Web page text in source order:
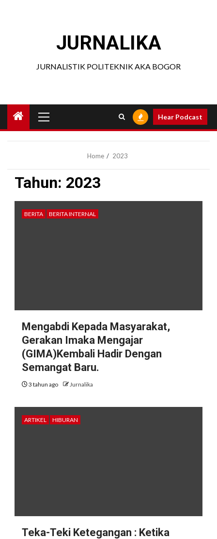
JURNALIKA
JURNALISTIK POLITEKNIK AKA BOGOR
Menu
Hear Podcast
Home 2023
Tahun: 2023
BERITA BERITA INTERNAL
Mengabdi Kepada Masyarakat,
Gerakan Imaka Mengajar
(GIMA)Kembali Hadir Dengan
Semangat Baru.
3 tahun ago Jurnalika
ARTIKEL HIBURAN
Teka-Teki Ketegangan : Ketika